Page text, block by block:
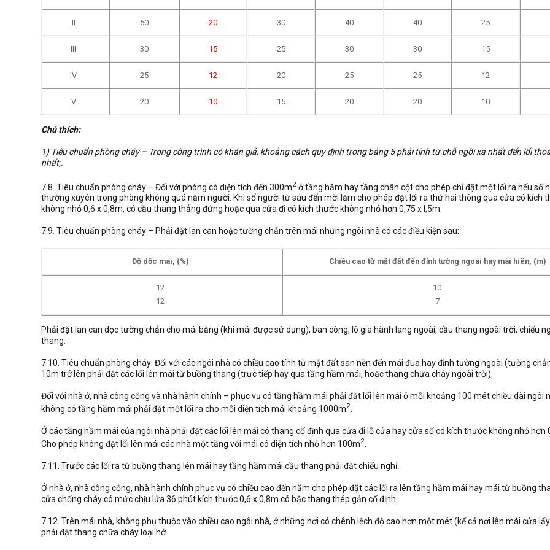
II 50 20 30 40 40 25
III 30 15 25 30 30 15
IV 25 12 20 25 25 12
V 20 10 15 20 20 10
Chú thích:
1) Tiêu chuẩn phòng cháy – Trong công trình có khán giả, khoảng cách quy định trong bảng 5 phải tính từ chỗ ngồi xa nhất đến lối
nhất;.
7.8. Tiêu chuẩn phòng cháy – Đối với phòng có diện tích đến 300m2 ở tầng hầm hay tầng chân cột cho phép chỉ đặt một lối ra nếu số
thường xuyên trong phòng không quá năm người. Khi số người từ sáu đến mời lăm cho phép đặt lối ra thứ hai thông qua cửa có kích
không nhỏ 0,6 x 0,8m, có cầu thang thẳng đứng hoặc qua cửa đi có kích thước không nhỏ hơn 0,75 x l,5m.
7.9. Tiêu chuẩn phòng cháy – Phải đặt lan can hoặc tường chắn trên mái những ngôi nhà có các điều kiện sau:
Độ dốc mái, (%) Chiều cao từ mặt đất đến đỉnh tường ngoài hay mái hiên, (m)
12
12
10
7
Phải đặt lan can dọc tường chắn cho mái bằng (khi mái được sử dụng), ban công, lô gia hành lang ngoài, cầu thang ngoài trời, chiếu
thang.
7.10. Tiêu chuẩn phòng cháy: Đối với các ngôi nhà có chiều cao tính từ mặt đất san nền đến mái đua hay đỉnh tường ngoài (tường
10m trở lên phải đặt các lối lên mái từ buồng thang (trực tiếp hay qua tầng hầm mái, hoặc thang chữa cháy ngoài trời).
Đối với nhà ở, nhà công cộng và nhà hành chính – phục vụ có tầng hầm mái phải đặt lối lên mái ở mỗi khoảng 100 mét chiều dài ngôi
không có tầng hầm mái phải đặt một lối ra cho mỗi diện tích mái khoảng 1000m2
Ở các tầng hầm mái của ngôi nhà phải đặt các lối lên mái có thang cố định qua cửa đi lỗ cửa hay cửa sổ có kích thước không nhỏ hơn
Cho phép không đặt lối lên mái các nhà một tầng với mái có diện tích nhỏ hơn 100m2
7.11. Trước các lối ra từ buồng thang lên mái hay tầng hầm mái cầu thang phải đặt chiếu nghỉ.
Ở nhà ở, nhà công cộng, nhà hành chính phục vụ có chiều cao đến năm cho phép đặt các lối ra lên tầng hầm mái hay mái từ buồng
cửa chống cháy có mức chịu lửa 36 phút kích thước 0,6 x 0,8m có bậc thang thép gắn cố định.
7.12. Trên mái nhà, không phụ thuộc vào chiều cao ngôi nhà, ở những nơi có chênh lệch độ cao hơn một mét (kể cả nơi lên mái cửa
phải đặt thang chữa cháy loại hở.